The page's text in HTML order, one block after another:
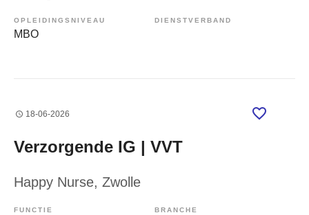
OPLEIDINGSNIVEAU
MBO
DIENSTVERBAND
18-06-2026
Verzorgende IG | VVT
Happy Nurse, Zwolle
FUNCTIE BRANCHE